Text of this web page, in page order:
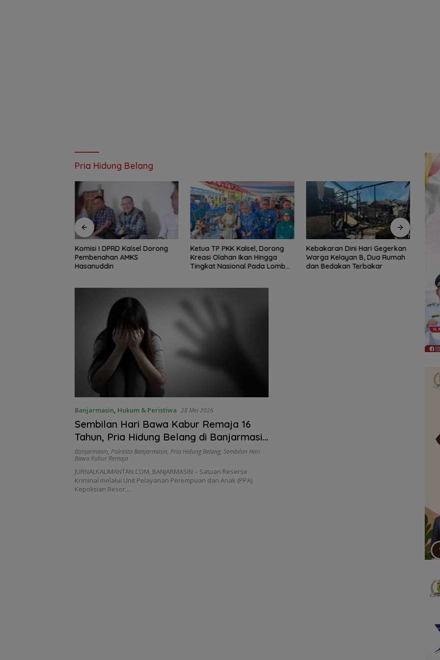
Pria Hidung Belang
Ketua TP PKK Kalsel, Dorong
Kreasi Olahan Ikan Hingga
Tingkat Nasional Pada Lomba
Kebakaran Dini Hari Gegerkan
Warga Kelayan B, Dua Rumah
dan Bedakan Terbakar
Peringati HAN 2026, Pemkab
Kotabaru Perkuat Komitmen
Lindungi dan Penuhi Hak Anak
Banjarmasin Hukum & Peristiwa 28 Mei 2026
Sembilan Hari Bawa Kabur Remaja 16
Tahun, Pria Hidung Belang di Banjarmasin
Diciduk Polisi
Banjarmasin, Polresta Banjarmasin, Pria Hidung Belang, Sembilan Hari
Bawa Kabur Remaja
JURNALKALIMANTAN.COM, BANJARMASIN – Satuan Reserse
Kriminal melalui Unit Pelayanan Perempuan dan Anak (PPA)
Kepolisian Resor…